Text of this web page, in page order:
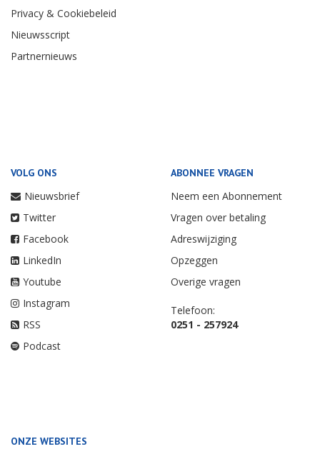
Privacy & Cookiebeleid
Nieuwsscript
Partnernieuws
VOLG ONS
Nieuwsbrief
Twitter
Facebook
LinkedIn
Youtube
Instagram
RSS
Podcast
ABONNEE VRAGEN
Neem een Abonnement
Vragen over betaling
Adreswijziging
Opzeggen
Overige vragen
Telefoon:
0251 - 257924
ONZE WEBSITES